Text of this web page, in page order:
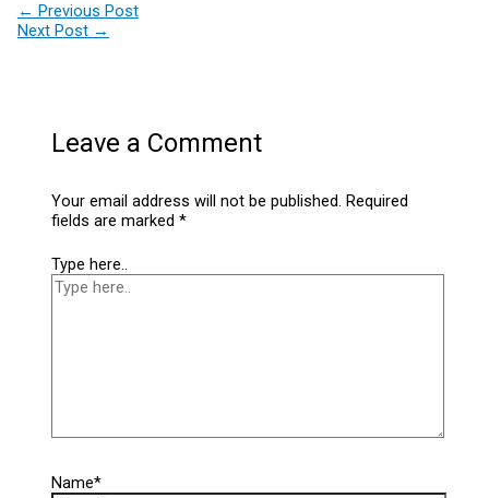
← Previous Post
Next Post →
Leave a Comment
Your email address will not be published. Required
fields are marked*
Type here..
Name*